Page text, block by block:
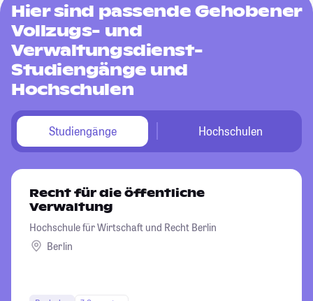
Hier sind passende Gehobener
Vollzugs- und
Verwaltungsdienst-
Studiengänge und
Hochschulen
Studiengänge Hochschulen
Recht für die öffentliche
Verwaltung
Hochschule für Wirtschaft und Recht Berlin
Berlin